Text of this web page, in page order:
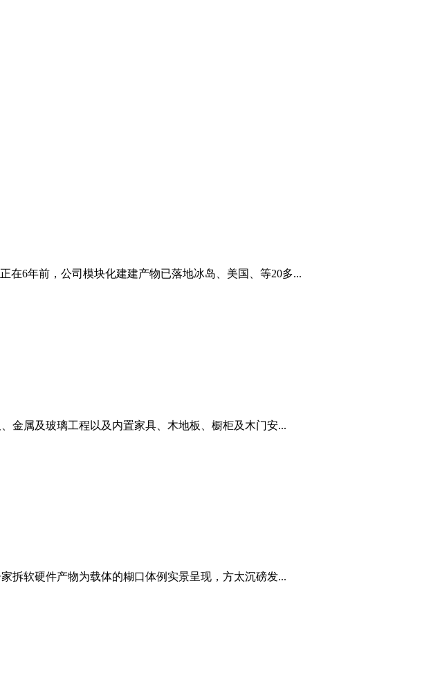
6年前，公司模块化建建产物已落地冰岛、美国、等20多...
金属及玻璃工程以及内置家具、木地板、橱柜及木门安...
拆软硬件产物为载体的糊口体例实景呈现，方太沉磅发...